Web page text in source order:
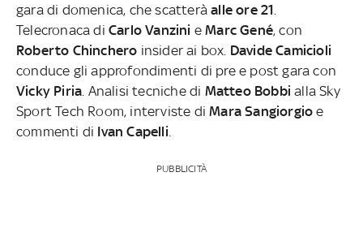
gara di domenica, che scatteràalle ore 21
Telecronaca di Carlo Vanzini eMarc Gené, con
Roberto Chinchero insider ai box. Davide Camicioli
conduce gli approfondimenti di pre e post gara con
Vicky Piria . Analisi tecniche di Matteo Bobbi alla Sky
Sport Tech Room, interviste diMara Sangiorgio e
commenti di Ivan Capelli
PUBBLICITÀ